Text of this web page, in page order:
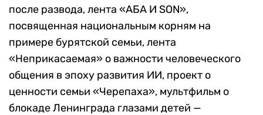
после развода, лента «АБА И SON»,
посвященная национальным корням на
примере бурятской семьи, лента
«Неприкасаемая» о важности человеческого
общения в эпоху развития ИИ, проект о
ценности семьи «Черепаха», мультфильм о
блокаде Ленинграда глазами детей —